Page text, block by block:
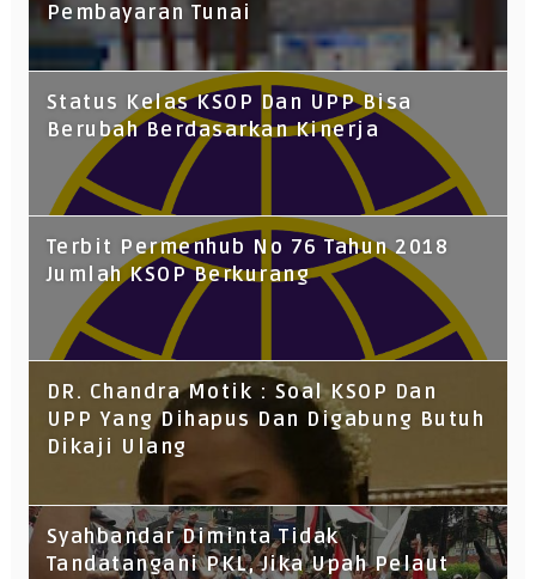
Pembayaran Tunai
Status Kelas KSOP Dan UPP Bisa
Berubah Berdasarkan Kinerja
Terbit Permenhub No 76 Tahun 2018
Jumlah KSOP Berkurang
DR. Chandra Motik : Soal KSOP Dan
UPP Yang Dihapus Dan Digabung Butuh
Dikaji Ulang
Syahbandar Diminta Tidak
Tandatangani PKL, Jika Upah Pelaut